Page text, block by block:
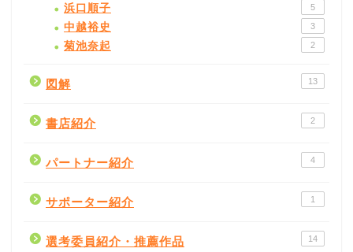
浜口順子 5
中越裕史 3
菊池奈起 2
図解 13
書店紹介 2
パートナー紹介 4
サポーター紹介 1
選考委員紹介・推薦作品 14